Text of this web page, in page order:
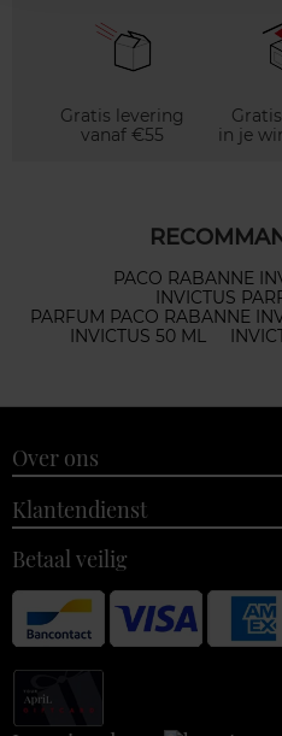
Gratis levering
vanaf €55
in je
PACO RABANNE
INVICTUS
PARFUM PACO RABANNE
INVICTUS 50 ML
Over ons
Klantendienst
Betaal veilig